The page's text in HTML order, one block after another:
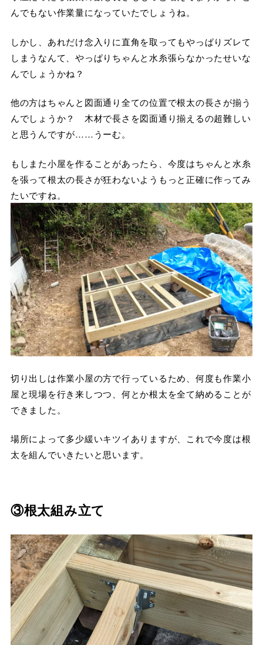
んでもない作業量になっていたでしょうね。
しかし、あれだけ念入りに直角を取ってもやっぱりズレて
しまうなんて、やっぱりちゃんと水糸張らなかったせいな
んでしょうかね？
他の方はちゃんと図面通り全ての位置で根太の長さが揃う
んでしょうか？ 木材で長さを図面通り揃えるの超難しい
と思うんですが……うーむ。
もしまた小屋を作ることがあったら、今度はちゃんと水糸
を張って根太の長さが狂わないようもっと正確に作ってみ
たいですね。
切り出しは作業小屋の方で行っているため、何度も作業小
屋と現場を行き来しつつ、何とか根太を全て納めることが
できました。
場所によって多少緩いキツイありますが、これで今度は根
太を組んでいきたいと思います。
③根太組み立て